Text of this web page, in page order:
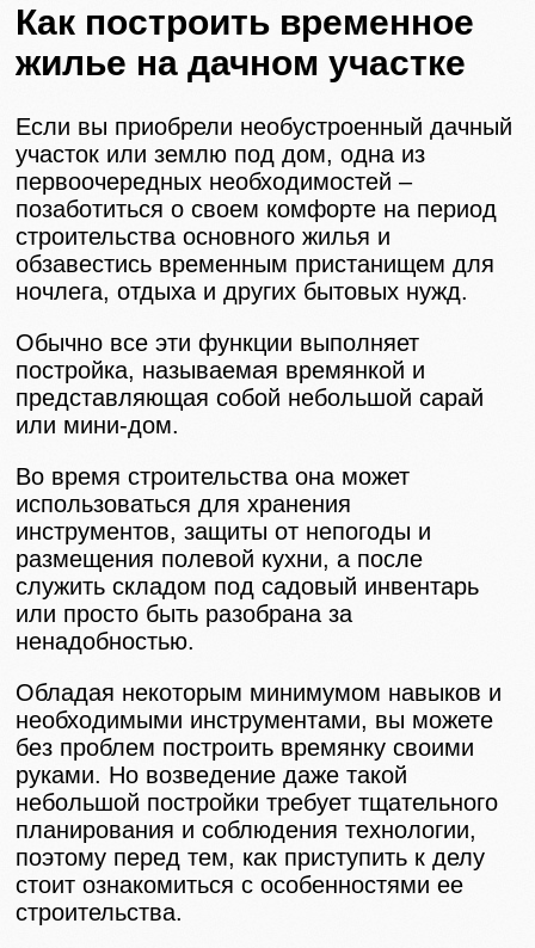
Как построить временное
жилье на дачном участке
Если вы приобрели необустроенный дачный
участок или землю под дом, одна из
первоочередных необходимостей –
позаботиться о своем комфорте на период
строительства основного жилья и
обзавестись временным пристанищем для
ночлега, отдыха и других бытовых нужд.
Обычно все эти функции выполняет
постройка, называемая времянкой и
представляющая собой небольшой сарай
или мини-дом.
Во время строительства она может
использоваться для хранения
инструментов, защиты от непогоды и
размещения полевой кухни, а после
служить складом под садовый инвентарь
или просто быть разобрана за
ненадобностью.
Обладая некоторым минимумом навыков и
необходимыми инструментами, вы можете
без проблем построить времянку своими
руками. Но возведение даже такой
небольшой постройки требует тщательного
планирования и соблюдения технологии,
поэтому перед тем, как приступить к делу
стоит ознакомиться с особенностями ее
строительства.